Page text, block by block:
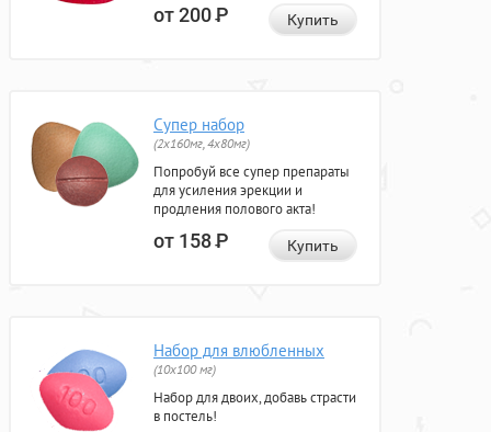
от 200Р Купить
Супер набор
(2х160мг, 4х80мг)
Попробуй все супер препараты
для усиления эрекции и
продления полового акта!
от 158Р Купить
Набор для влюбленных
(10х100 мг)
Набор для двоих, добавь страсти
в постель!